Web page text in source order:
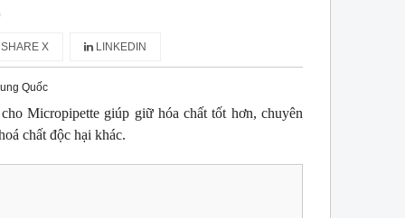
SHARE X LINKEDIN
Quốc
Micropipette giúp giữ hóa chất tốt hơn, chuyên
chất độc hại khác.